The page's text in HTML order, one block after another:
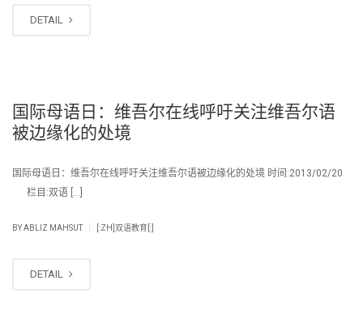
DETAIL
国际母语日：维吾尔在线呼吁关注维吾尔语
被边缘化的处境
国际母语日：维吾尔在线呼吁关注维吾尔语被边缘化的处境 时间:2013/02/20
栏目:双语 […]
BYABLIZ MAHSUT [:ZH]双语教育[:]
DETAIL